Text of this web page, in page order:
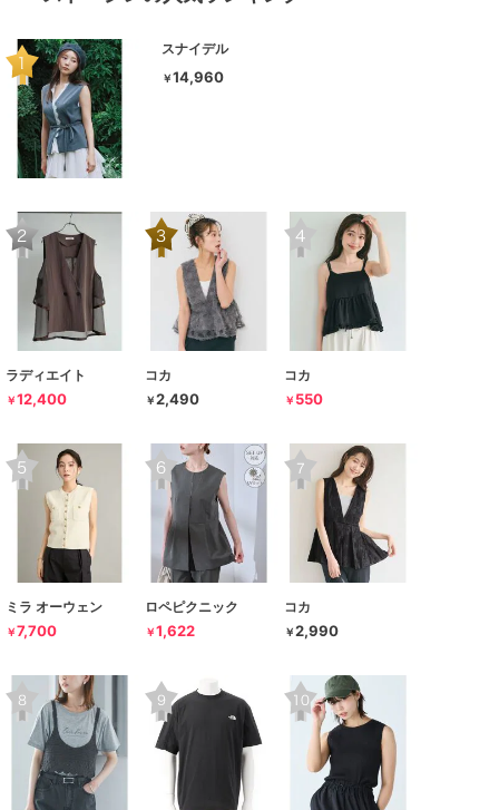
スナイデル
￥14,960
ラディエイト
￥12,400
コカ
￥2,490
コカ
￥ 550
ミラ オーウェン
￥7,700
ロペピクニック
￥1,622
コカ
￥2,990